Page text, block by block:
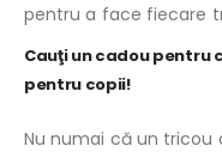
pentru a face fiecare
Cauţi un cadou pentru
pentru copii!
Nu numai că un tricou